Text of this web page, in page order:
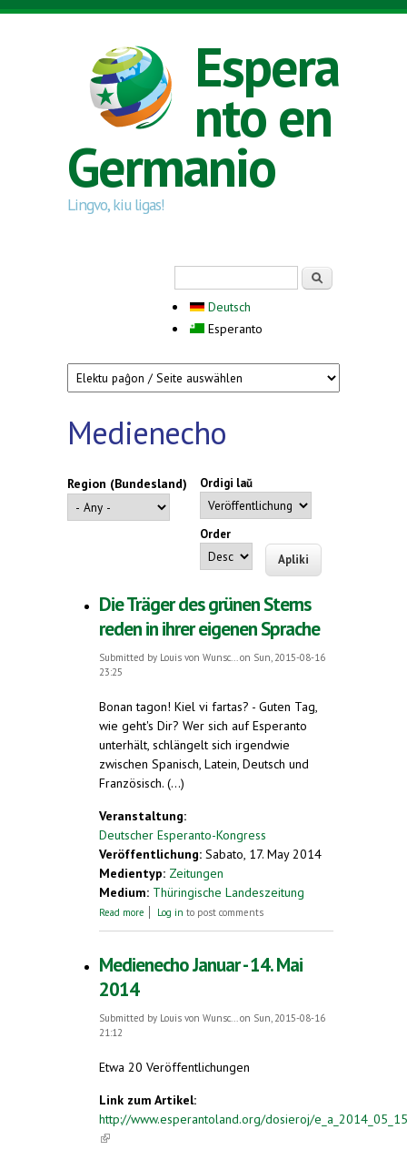
Skip to main content
Espera
nto en
Germanio
Lingvo, kiu ligas!
Deutsch
Esperanto
Medienecho
Region (Bundesland) Ordigi laŭ
Order
Die Träger des grünen Sterns
reden in ihrer eigenen Sprache
Submitted by Louis von Wunsc...on Sun, 2015-08-16
23:25
Bonan tagon! Kiel vi fartas? - Guten Tag,
wie geht's Dir? Wer sich auf Esperanto
unterhält, schlängelt sich irgendwie
zwischen Spanisch, Latein, Deutsch und
Französisch. (...)
Veranstaltung:
Deutscher Esperanto-Kongress
Veröffentlichung: Sabato, 17. May 2014
Medientyp: Zeitungen
Medium: Thüringische Landeszeitung
Read more about Die Träger des grünen Sterns reden
Log in to post comments
Medienecho Januar - 14. Mai
2014
Submitted by Louis von Wunsc...on Sun, 2015-08-16
21:12
Etwa 20 Veröffentlichungen
Link zum Artikel:
http://www.esperantoland.org/dosieroj/
(link is external)